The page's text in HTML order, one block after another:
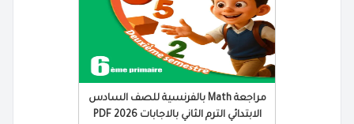
مراجعة Math بالفرنسية للصف السادس
الابتدائي الترم الثاني بالاجابات 2026 PDF